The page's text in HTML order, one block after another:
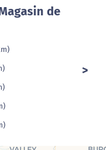
de